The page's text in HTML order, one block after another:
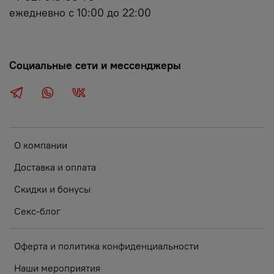
О компании
Доставка и оплата
Скидки и бонусы
Секс-блог
Оферта и политика конфиденциальности
Наши мероприятия
ежедневно с 10:00 до 22:00
Социальные сети и мессенджеры